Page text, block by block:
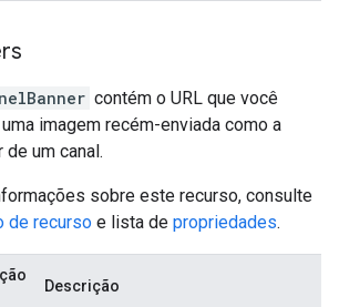
contém o URL que você
imagem recém-enviada como a
de um canal.
sobre este recurso, consulte
de recurso e lista de propriedades.
Descrição